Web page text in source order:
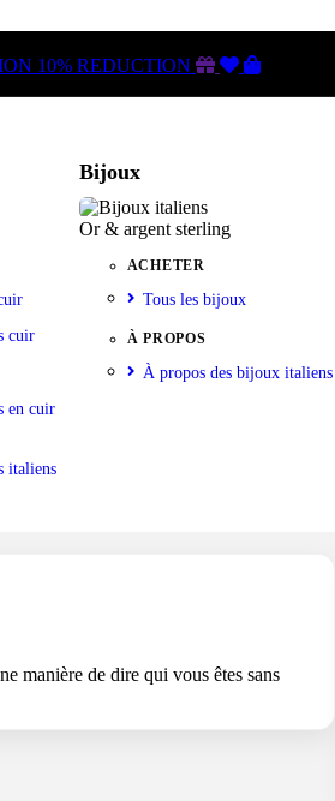
10% REDUCTION Gutscheine
Wunschliste
Warenkorb
cuir
en cuir
italiens
Bijoux
Or & argent sterling
ACHETER
Tous les bijoux
À PROPOS
À propos des bijoux italiens
manière de dire qui vous êtes sans